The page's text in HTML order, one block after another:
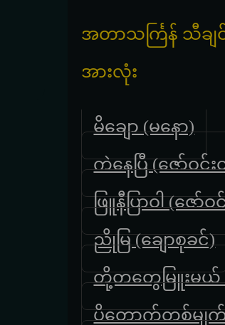
အတာသင်္ကြန် သီချင်
အားလုံး
မိချော (မနော)
ကဲနေပြီ (ဇော်ဝင်
ဖြူနီပြာဝါ (ဇော်
ညိုမြ (ချောစုခင်)
တို့တတွေမြူးမယ်
ပိတောက်တစ်မျက်